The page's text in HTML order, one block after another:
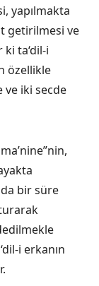
yapılmakta
getirilmesi ve
ta‘dil-i
özellikle
iki secde
bir süre
i erkanın